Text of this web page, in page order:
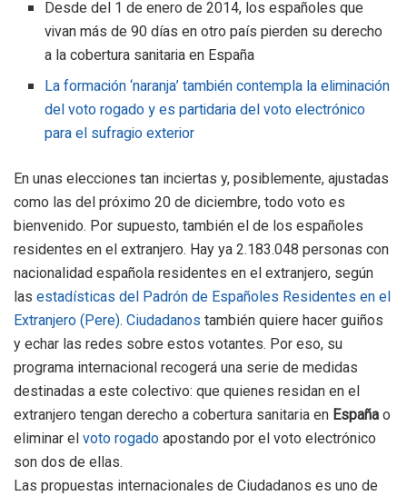
Desde del 1 de enero de 2014, los españoles que
vivan más de 90 días en otro país pierden su derecho
a la cobertura sanitaria en España
La formación ‘naranja’ también contempla la eliminación
del voto rogado y es partidaria del voto electrónico
para el sufragio exterior
En unas elecciones tan inciertas y, posiblemente, ajustadas
como las del próximo 20 de diciembre, todo voto es
bienvenido. Por supuesto, también el de los españoles
residentes en el extranjero. Hay ya 2.183.048 personas con
nacionalidad española residentes en el extranjero, según
las estadísticas del Padrón de Españoles Residentes en el
Extranjero (Pere). Ciudadanos también quiere hacer guiños
y echar las redes sobre estos votantes. Por eso, su
programa internacional recogerá una serie de medidas
destinadas a este colectivo: que quienes residan en el
extranjero tengan derecho a cobertura sanitaria en España o
eliminar el voto rogado apostando por el voto electrónico
son dos de ellas.
Las propuestas internacionales de Ciudadanos es uno de